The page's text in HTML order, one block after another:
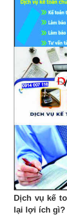
Dịch vụ kế
lại lợi ích gì?